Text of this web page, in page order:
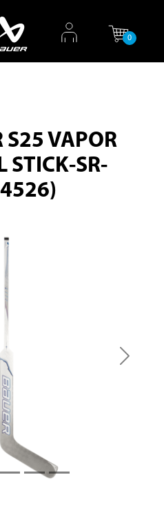
0
S25 VAPOR
STICK-SR-
Next